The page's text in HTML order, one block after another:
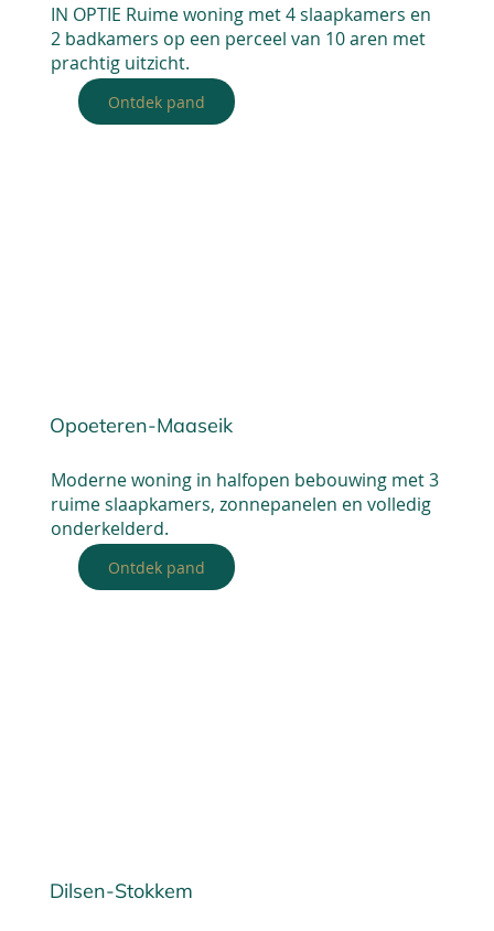
IN OPTIE Ruime woning met 4 slaapkamers en
2 badkamers op een perceel van 10 aren met
prachtig uitzicht.
Ontdek pand
Opoeteren-Maaseik
Moderne woning in halfopen bebouwing met 3
ruime slaapkamers, zonnepanelen en volledig
onderkelderd.
Ontdek pand
Dilsen-Stokkem